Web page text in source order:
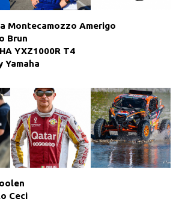
Montecamozzo Amerigo
Brun
YXZ1000R T4
Yamaha
Ceci